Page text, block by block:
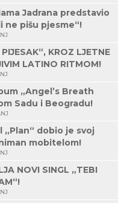
Jadrana predstavio
ne pišu pjesme“!
KROZ LJETNE
LATINO RITMOM!
„Angel’s Breath
Sadu i Beogradu!
„Plan“ dobio je svoj
mobitelom!
NOVI SINGL „TEBI